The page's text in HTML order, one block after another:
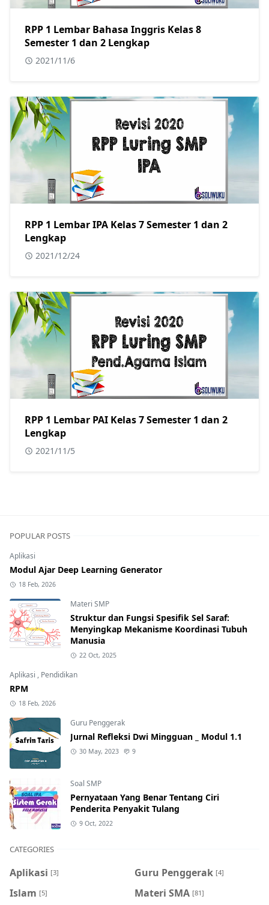
RPP 1 Lembar Bahasa Inggris Kelas 8
Semester 1 dan 2 Lengkap
2021/11/6
RPP 1 Lembar IPA Kelas 7 Semester 1 dan 2
Lengkap
2021/12/24
RPP 1 Lembar PAI Kelas 7 Semester 1 dan 2
Lengkap
2021/11/5
POPULAR POSTS
Aplikasi
Modul Ajar Deep Learning Generator
18 Feb, 2026
Materi SMP
Struktur dan Fungsi Spesifik Sel Saraf:
Menyingkap Mekanisme Koordinasi Tubuh
Manusia
22 Oct, 2025
Aplikasi , Pendidikan
RPM
18 Feb, 2026
Guru Penggerak
Jurnal Refleksi Dwi Mingguan _ Modul 1.1
30 May, 2023 9
Soal SMP
Pernyataan Yang Benar Tentang Ciri
Penderita Penyakit Tulang
9 Oct, 2022
CATEGORIES
Aplikasi [3] Guru Penggerak [4]
Islam [5] Materi SMA [81]